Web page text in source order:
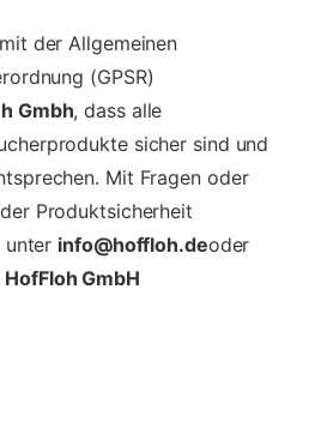
der Allgemeinen
(GPSR)
Gmbh, dass alle
sicher sind und
Mit Fragen oder
Produktsicherheit
unter info@hoffloh.deoder
HofFloh GmbH